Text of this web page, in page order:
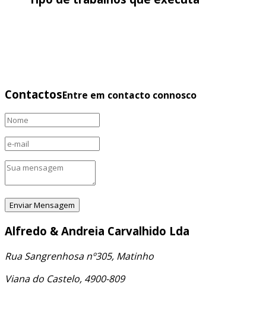
ContactosEntre em contacto connosco
Alfredo & Andreia Carvalhido Lda
Rua Sangrenhosa nº305, Matinho
Viana do Castelo, 4900-809